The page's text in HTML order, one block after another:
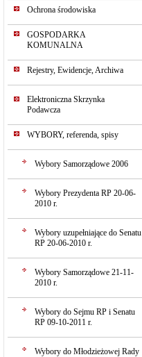
Ochrona środowiska
GOSPODARKA
KOMUNALNA
Rejestry, Ewidencje, Archiwa
Elektroniczna Skrzynka
Podawcza
WYBORY, referenda, spisy
Wybory Samorządowe 2006
Wybory Prezydenta RP 20-06-
2010 r.
Wybory uzupełniające do Senatu
RP 20-06-2010 r.
Wybory Samorządowe 21-11-
2010 r.
Wybory do Sejmu RP i Senatu
RP 09-10-2011 r.
Wybory do Młodzieżowej Rady